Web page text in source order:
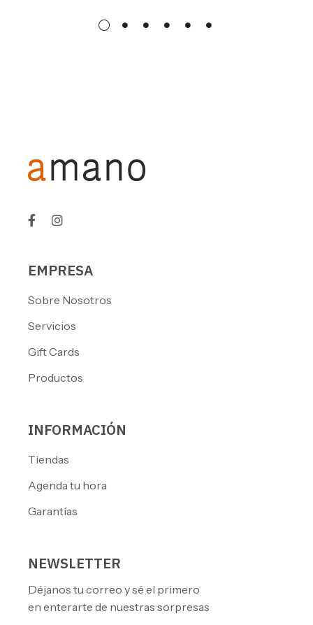
EMPRESA
Sobre Nosotros
Servicios
Gift Cards
Productos
INFORMACIÓN
Tiendas
Agenda tu hora
Garantías
NEWSLETTER
Déjanos tu correo y sé el primero
en enterarte de nuestras sorpresas